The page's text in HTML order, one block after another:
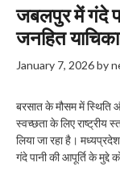
जबलपुर में गंदे
जनहित
January 7, 2026by
बरसात के मौसम में स्थिति
स्वच्छता के लिए राष्ट्रीय
लिया जा रहा है।
गंदे पानी की आपूर्ति के मुद्दे